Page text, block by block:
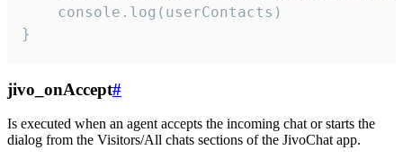
    console.log(userContacts)
}
jivo_onAccept#
Is executed when an agent accepts the incoming chat or starts the
dialog from the Visitors/All chats sections of the JivoChat app.